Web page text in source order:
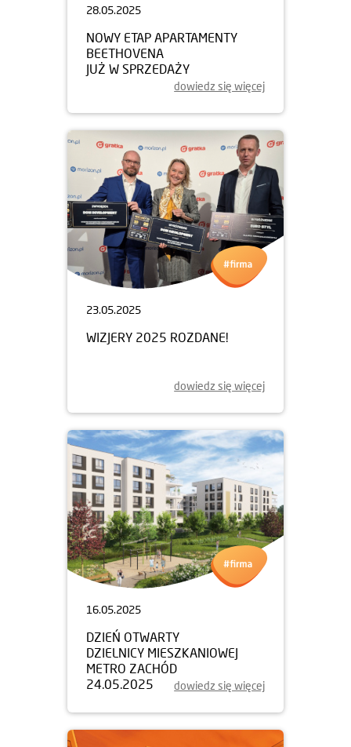
28.05.2025
NOWY ETAP APARTAMENTY
BEETHOVENA
JUŻ W SPRZEDAŻY
dowiedz się więcej
23.05.2025
WIZJERY 2025 ROZDANE!
dowiedz się więcej
16.05.2025
DZIEŃ OTWARTY
DZIELNICY MIESZKANIOWEJ
METRO ZACHÓD
24.05.2025
dowiedz się więcej